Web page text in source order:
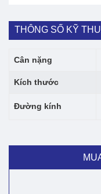
THÔNG SỐ KỸ
Cân nặng
Kích thước
Đường kính